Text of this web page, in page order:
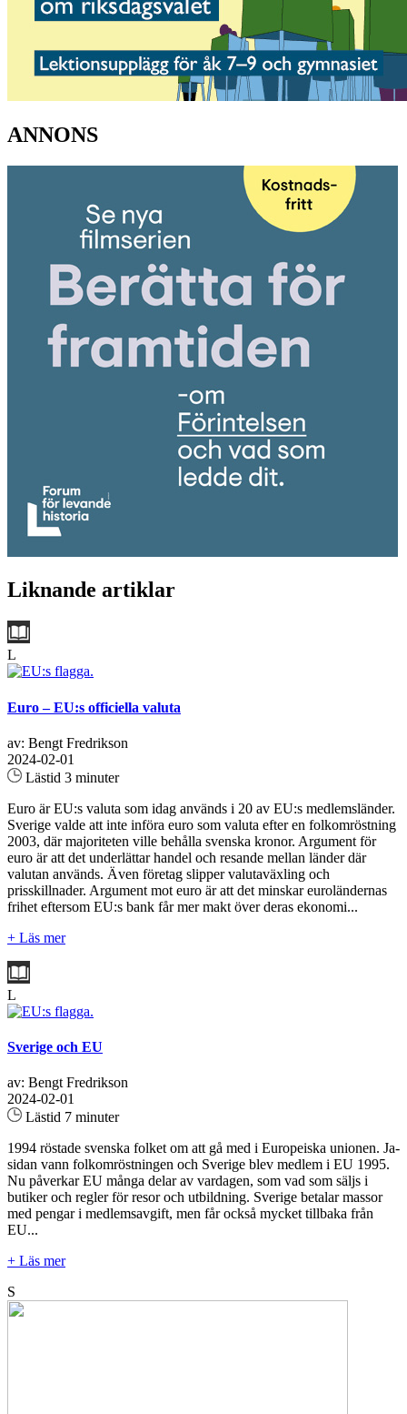
ANNONS
Liknande artiklar
L
Euro – EU:s officiella valuta
av: Bengt Fredrikson
2024-02-01
Lästid 3 minuter
Euro är EU:s valuta som idag används i 20 av EU:s medlemsländer.
Sverige valde att inte införa euro som valuta efter en folkomröstning
2003, där majoriteten ville behålla svenska kronor. Argument för
euro är att det underlättar handel och resande mellan länder där
valutan används. Även företag slipper valutaväxling och
prisskillnader. Argument mot euro är att det minskar euroländernas
frihet eftersom EU:s bank får mer makt över deras ekonomi...
+ Läs mer
L
Sverige och EU
av: Bengt Fredrikson
2024-02-01
Lästid 7 minuter
1994 röstade svenska folket om att gå med i Europeiska unionen. Ja-
sidan vann folkomröstningen och Sverige blev medlem i EU 1995.
Nu påverkar EU många delar av vardagen, som vad som säljs i
butiker och regler för resor och utbildning. Sverige betalar massor
med pengar i medlemsavgift, men får också mycket tillbaka från
EU...
+ Läs mer
S